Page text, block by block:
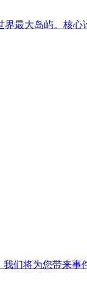
最大岛屿。核
们将为您带来